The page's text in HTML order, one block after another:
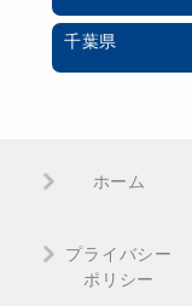
千葉県
ホーム
プライバシー
ポリシー